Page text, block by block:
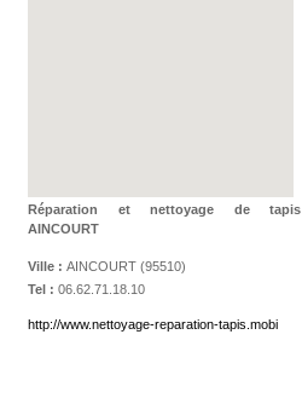
Réparation et nettoyage de tapis
AINCOURT
Ville : AINCOURT (95510)
Tel : 06.62.71.18.10
http://www.nettoyage-reparation-tapis.mobi